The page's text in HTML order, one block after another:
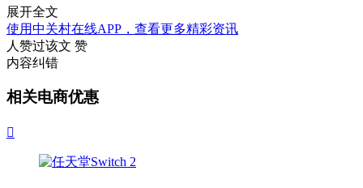
展开全文
使用中关村在线APP，查看更多精彩资讯
人赞过该文 赞
内容纠错
相关电商优惠
